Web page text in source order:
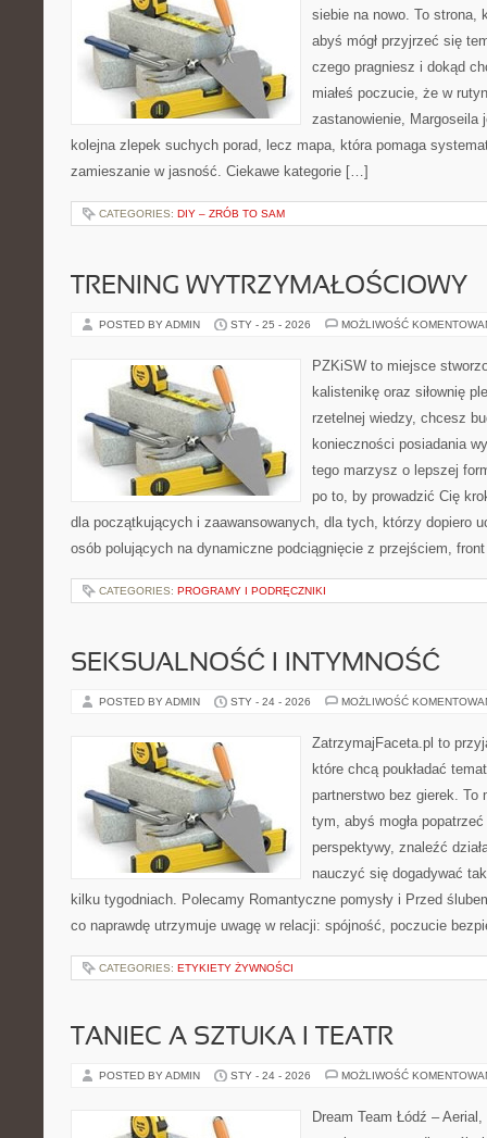
siebie na nowo. To strona,
abyś mógł przyjrzeć się
czego pragniesz i dokąd
miałeś poczucie, że w
zastanowienie, Margoseila
kolejna zlepek suchych porad, lecz mapa, która pomaga
zamieszanie w jasność. Ciekawe kategorie […]
CATEGORIES: DIY – ZRÓB TO SAM
TRENING WYTRZYMAŁOŚCIOWY
POSTED BY ADMIN STY - 25 - 2026 MOŻLIWOŚĆ
PZKiSW to miejsce
kalistenikę oraz siłownię
rzetelnej wiedzy, chcesz
konieczności posiadania
tego marzysz o lepszej
po to, by prowadzić Cię
dla początkujących i zaawansowanych, dla tych, którzy dopiero
osób polujących na dynamiczne podciągnięcie z przejściem,
CATEGORIES: PROGRAMY I PODRĘCZNIKI
SEKSUALNOŚĆ I INTYMNOŚĆ
POSTED BY ADMIN STY - 24 - 2026 MOŻLIWOŚĆ
ZatrzymajFaceta.pl to
które chcą poukładać
partnerstwo bez gierek. To
tym, abyś mogła
perspektywy, znaleźć
nauczyć się dogadywać
kilku tygodniach. Polecamy Romantyczne pomysły i Przed
co naprawdę utrzymuje uwagę w relacji: spójność, poczucie
CATEGORIES: ETYKIETY ŻYWNOŚCI
TANIEC A SZTUKA I TEATR
POSTED BY ADMIN STY - 24 - 2026 MOŻLIWOŚĆ
Dream Team Łódź –